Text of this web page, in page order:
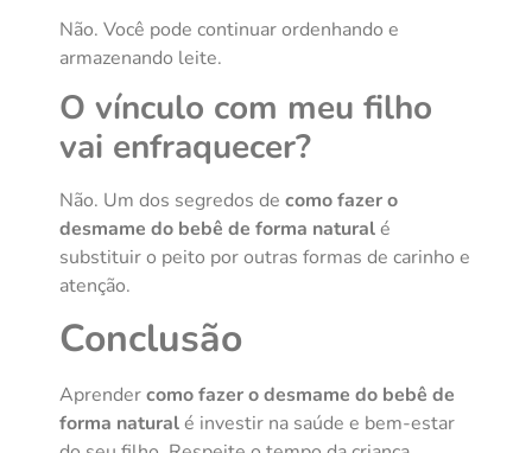
Não. Você pode continuar ordenhando e
armazenando leite.
O vínculo com meu filho
vai enfraquecer?
Não. Um dos segredos de como fazer o
desmame do bebê de forma naturalé
substituir o peito por outras formas de carinho e
atenção.
Conclusão
Aprendercomo fazer o desmame do bebê de
forma naturalé investir na saúde e bem-estar